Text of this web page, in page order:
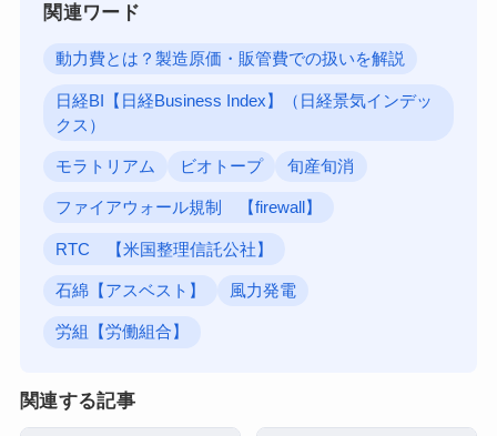
関連ワード
動力費とは？製造原価・販管費での扱いを解説
日経BI【日経Business Index】（日経景気インデッ
クス）
モラトリアム ビオトープ 旬産旬消
ファイアウォール規制 【firewall】
RTC 【米国整理信託公社】
石綿【アスベスト】 風力発電
労組【労働組合】
関連する記事